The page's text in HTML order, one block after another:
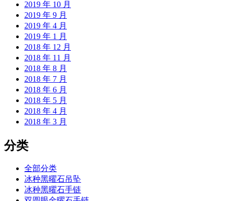
2019 年 10 月
2019 年 9 月
2019 年 4 月
2019 年 1 月
2018 年 12 月
2018 年 11 月
2018 年 8 月
2018 年 7 月
2018 年 6 月
2018 年 5 月
2018 年 4 月
2018 年 3 月
分类
全部分类
冰种黑曜石吊坠
冰种黑曜石手链